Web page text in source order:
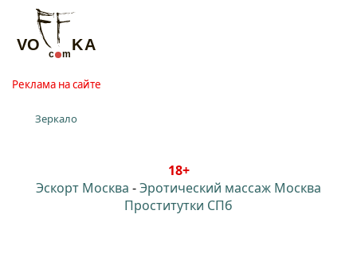
Реклама на сайте
Зеркало
18+
Эскорт Москва -Эротический массаж Москва
Проститутки СПб